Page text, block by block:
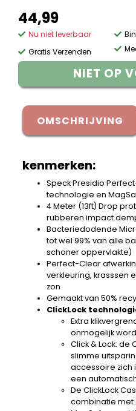
44,99
Nu niet leverbaar
Gratis Verzenden
NIET OP
OMSCHRIJVING
kenmerken:
Speck Presidio
technologie en
4 Meter (13ft) Drop
rubberen impact
Bacteriedodende
tot wel 99% van alle
schoner oppervlakte)
Perfect-Clear
verkleuring, krasssen
zon
Gemaakt van 50%
ClickLock
Extra
onmogelijk
Click & Lock: de
slimme
accessoire zich
een
De ClickLock
combinatie